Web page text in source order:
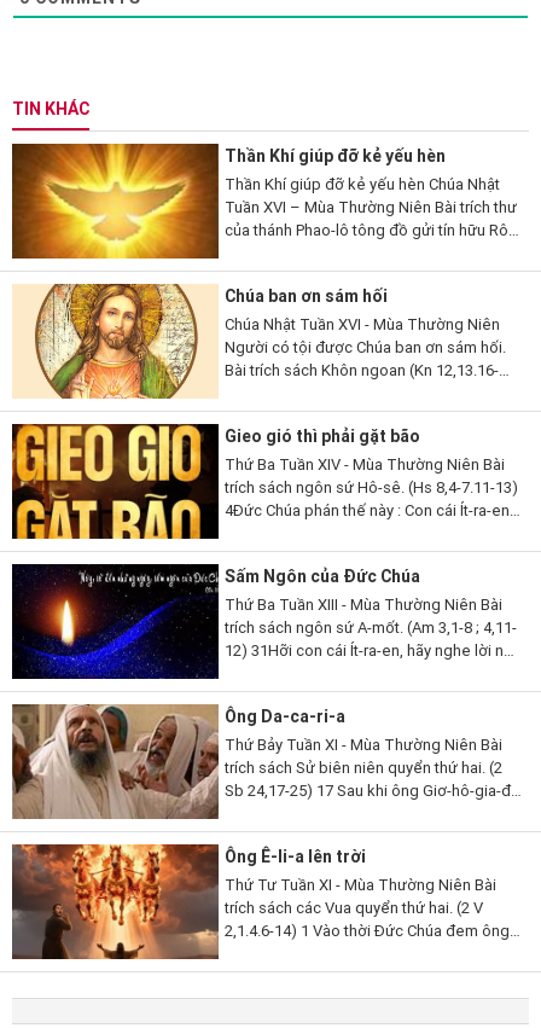
TIN KHÁC
Thần Khí giúp đỡ kẻ yếu hèn
Thần Khí giúp đỡ kẻ yếu hèn Chúa Nhật
Tuần XVI – Mùa Thường Niên Bài trích thư
của thánh Phao-lô tông đồ gửi tín hữu Rô-
Thần Khí giúp đỡ chúng ta là...
Chúa ban ơn sám hối
Chúa Nhật Tuần XVI - Mùa Thường Niên
Người có tội được Chúa ban ơn sám hối.
Bài trích sách Khôn ngoan (Kn 12,13.16-
chẳng còn thần nào khác để Ngài phải
chứng tỏ...
Gieo gió thì phải gặt bão
Thứ Ba Tuần XIV - Mùa Thường Niên Bài
trích sách ngôn sứ Hô-sê. (Hs 8,4-7.11-13)
4Đức Chúa phán thế này : Con cái Ít-ra-en
tôn làm lãnh tụ kẻ Ta không biết,...
Sấm Ngôn của Đức Chúa
Thứ Ba Tuần XIII - Mùa Thường Niên Bài
trích sách ngôn sứ A-mốt. (Am 3,1-8 ; 4,11-
12) 31Hỡi con cái Ít-ra-en, hãy nghe lời này,
cáo toàn thể thị...
Ông Da-ca-ri-a
Thứ Bảy Tuần XI - Mùa Thường Niên Bài
trích sách Sử biên niên quyển thứ hai. (2
Sb 24,17-25) 17 Sau khi ông Giơ-hô-gia-đa
nhà vua và lúc ấy nhà vua...
Ông Ê-li-a lên trời
Thứ Tư Tuần XI - Mùa Thường Niên Bài
trích sách các Vua quyển thứ hai. (2 V
2,1.4.6-14) 1 Vào thời Đức Chúa đem ông
và ông Ê-li-sa rời Ghin-gan. 4 Các...